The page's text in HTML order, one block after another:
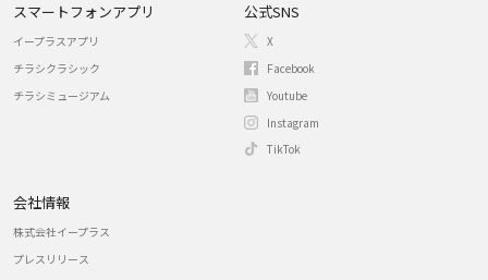
スマートフォンアプリ
イープラスアプリ
チラシクラシック
チラシミュージアム
公式SNS
X
Facebook
Youtube
Instagram
TikTok
会社情報
株式会社イープラス
プレスリリース